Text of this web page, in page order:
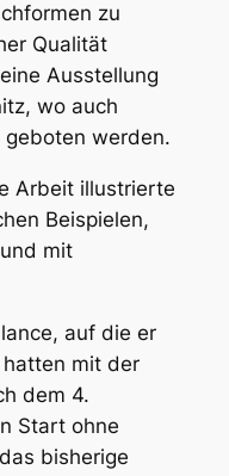
zu
Qualität
Ausstellung
wo auch
geboten werden.
Arbeit illustrierte
Beispielen,
mit
auf die er
mit der
dem 4.
Start ohne
bisherige